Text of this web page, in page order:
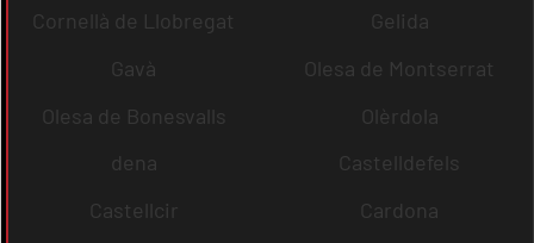
Cornellà de Llobregat
Gelida
Gavà
Olesa de Montserrat
Olesa de Bonesvalls
Olèrdola
dena
Castelldefels
Castellcir
Cardona